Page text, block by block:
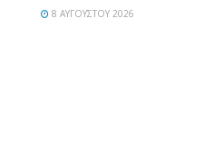
8 ΑΥΓΟΎΣΤΟΥ 2026